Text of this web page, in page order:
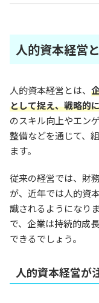
人的資本経営
人的資本経営とは、
として捉え、戦略的
のスキル向上やエン
整備などを通じて、
ます。
従来の経営では、財
が、近年では人的資
識されるようになり
で、企業は持続的成
できるでしょう。
人的資本経営が